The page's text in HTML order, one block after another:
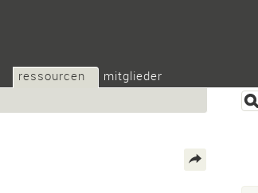
ressourcen
mitglieder